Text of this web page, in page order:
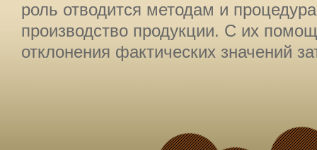
роль отводится методам и
производство продукции. С их
отклонения фактических значений